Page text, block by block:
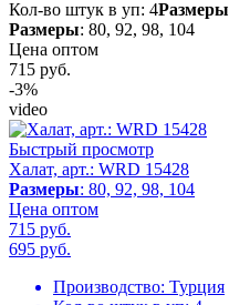
Кол-во штук в уп: 4Размеры
Размеры: 80, 92, 98, 104
Цена оптом
715 руб.
-3%
video
Быстрый просмотр
Халат, арт.: WRD 15428
Размеры: 80, 92, 98, 104
Цена оптом
715 руб.
695 руб.
Производство: Турция